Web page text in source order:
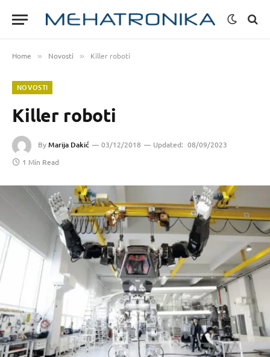
Home » Novosti » Killer roboti
NOVOSTI
Killer roboti
ByMarija Dakić 03/12/2018 Updated: 08/09/2023
1 Min Read